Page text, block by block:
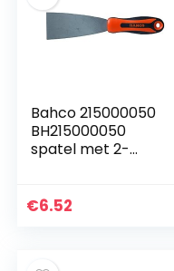
Bahco 215000050
BH215000050
spatel met 2-
€6.52